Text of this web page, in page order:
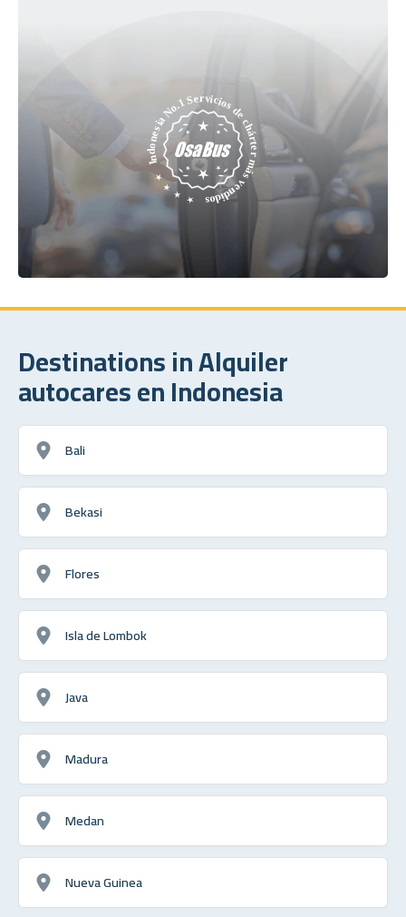
Destinations in Alquiler
autocares en Indonesia
Bali
Bekasi
Flores
Isla de Lombok
Java
Madura
Medan
Nueva Guinea